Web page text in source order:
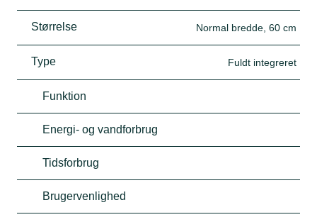
Størrelse Normal bredde, 60 cm
Type Fuldt integreret
Funktion
Energi- og vandforbrug
Tidsforbrug
Brugervenlighed